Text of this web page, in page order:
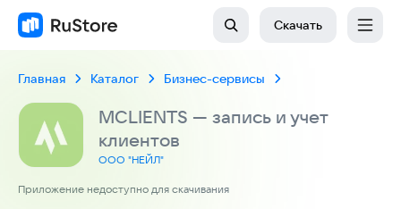
Скачать
Главная Каталог Бизнес-сервисы
MCLIENTS — запись и учет
клиентов
ООО "НЕЙЛ"
Приложение недоступно для скачивания